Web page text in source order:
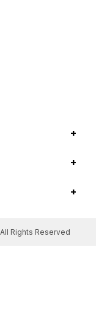
+
+
+
All Rights Reserved